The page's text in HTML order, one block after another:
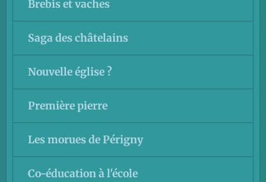
Brebis et vaches
Saga des châtelains
Nouvelle église ?
Première pierre
Les morues de Périgny
Co-éducation à l'école